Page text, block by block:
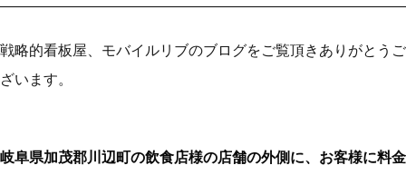
戦略的看板屋、モバイルリブのブログをご覧頂きありがとうご
ざいます。
岐阜県加茂郡川辺町の飲食店様の店舗の外側に、お客様に料金